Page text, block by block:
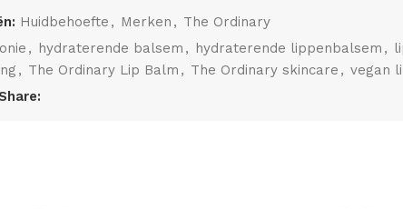
Huidbehoefte , Merken , The Ordinary
, hydraterende balsem , hydraterende lippenbalsem ,
, The Ordinary Lip Balm , The Ordinary skincare , vegan